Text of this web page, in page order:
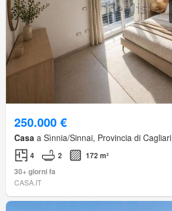
250.000 €
Casa a Sìnnia/Sinnai, Provincia di Cagliari
4 2
172 m²
30+ giorni fa
CASA.IT